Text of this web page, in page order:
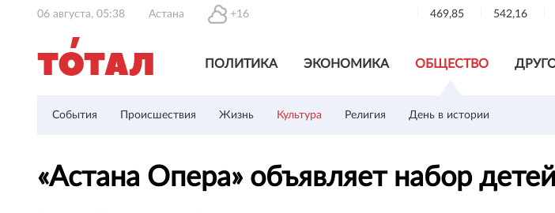
06 августа, 05:38 Астана +16 469,85 542,16
ПОЛИТИКА ЭКОНОМИКА ОБЩЕСТВО
События Происшествия Жизнь Культура Религия День в истории
«Астана Опера» объявляет набор